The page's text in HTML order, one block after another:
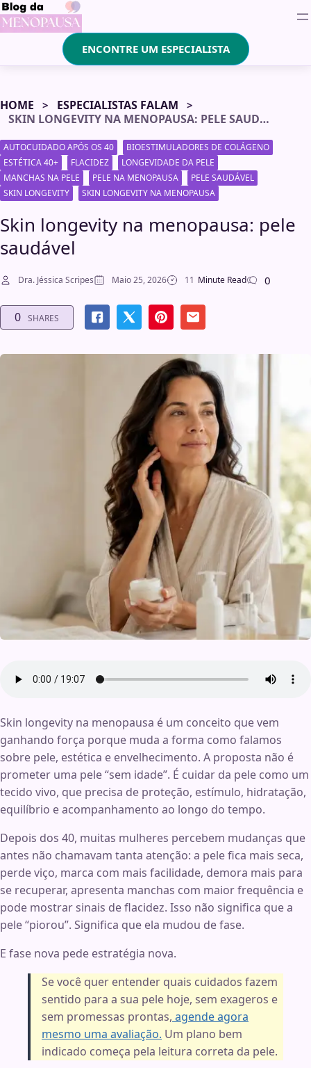
ENCONTRE UM ESPECIALISTA
HOME
ESPECIALISTAS FALAM
SKIN LONGEVITY NA MENOPAUSA: PELE SAUDÁVEL
AUTOCUIDADO APÓS OS 40
BIOESTIMULADORES DE COLÁGENO
ESTÉTICA 40+
FLACIDEZ
LONGEVIDADE DA PELE
MANCHAS NA PELE
PELE NA MENOPAUSA
PELE SAUDÁVEL
SKIN LONGEVITY
SKIN LONGEVITY NA MENOPAUSA
Skin longevity na menopausa: pele
saudável
Dra. Jéssica Scripes Maio 25, 2026 11 Minute Read 0
0 SHARES
Skin longevity na menopausa é um conceito que vem
ganhando força porque muda a forma como falamos
sobre pele, estética e envelhecimento. A proposta não é
prometer uma pele “sem idade”. É cuidar da pele como um
tecido vivo, que precisa de proteção, estímulo, hidratação,
equilíbrio e acompanhamento ao longo do tempo.
Depois dos 40, muitas mulheres percebem mudanças que
antes não chamavam tanta atenção: a pele fica mais seca,
perde viço, marca com mais facilidade, demora mais para
se recuperar, apresenta manchas com maior frequência e
pode mostrar sinais de flacidez. Isso não significa que a
pele “piorou”. Significa que ela mudou de fase.
E fase nova pede estratégia nova.
Se você quer entender quais cuidados fazem
sentido para a sua pele hoje, sem exageros e
sem promessas prontas, agende agora
mesmo uma avaliação. Um plano bem
indicado começa pela leitura correta da pele.